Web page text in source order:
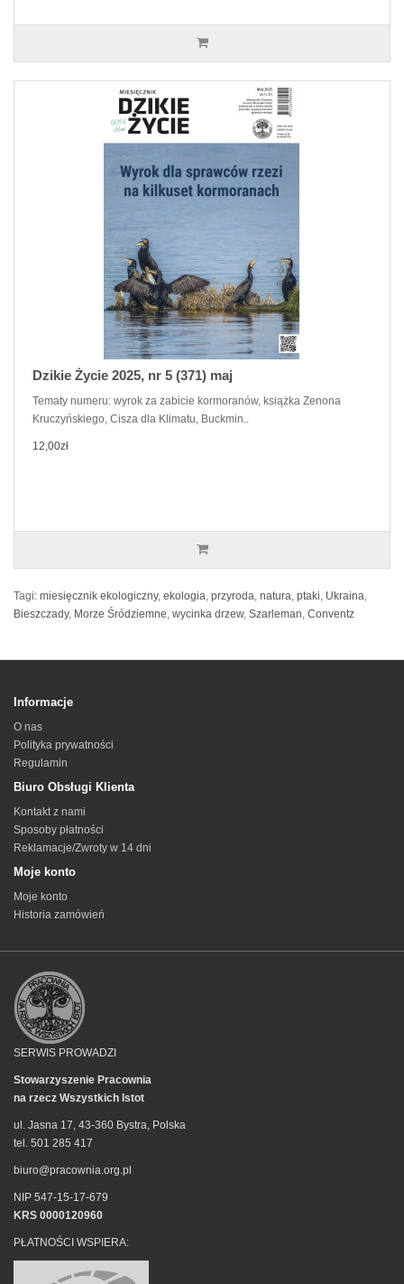
Dzikie Życie 2025, nr 5 (371) maj
Tematy numeru: wyrok za zabicie kormoranów, książka Zenona
Kruczyńskiego, Cisza dla Klimatu, Buckmin..
12,00zł
Tagi: miesięcznik ekologiczny, ekologia, przyroda, natura, ptaki, Ukraina,
Bieszczady, Morze Śródziemne, wycinka drzew, Szarleman, Conventz
Informacje
O nas
Polityka prywatności
Regulamin
Biuro Obsługi Klienta
Kontakt z nami
Sposoby płatności
Reklamacje/Zwroty w 14 dni
Moje konto
Moje konto
Historia zamówień
SERWIS PROWADZI
Stowarzyszenie Pracownia
na rzecz Wszystkich Istot
ul. Jasna 17, 43-360 Bystra, Polska
tel. 501 285 417
biuro@pracownia.org.pl
NIP 547-15-17-679
KRS 0000120960
PŁATNOŚCI WSPIERA: